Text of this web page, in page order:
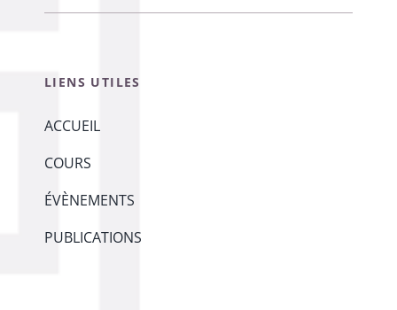
LIENS UTILES
ACCUEIL
COURS
ÉVÈNEMENTS
PUBLICATIONS